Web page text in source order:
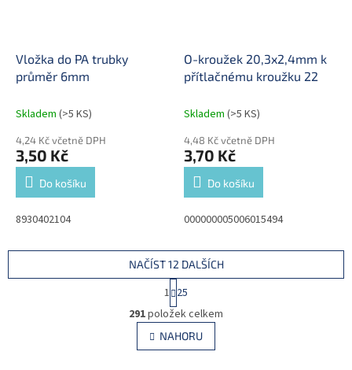
Vložka do PA trubky
průměr 6mm
Skladem (>5 KS)
4,24 Kč včetně DPH
3,50 Kč
Do košíku
8930402104
O-kroužek 20,3x2,4mm k
přítlačnému kroužku 22
Skladem (>5 KS)
4,48 Kč včetně DPH
3,70 Kč
Do košíku
000000005006015494
O
v
l
á
NAČÍST 12 DALŠÍCH
t
r
á
n
k
1 25
291položek celkem
NAHORU